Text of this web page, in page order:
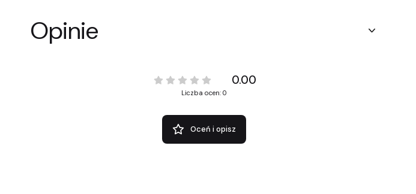
Opinie
0.00
Liczba ocen: 0
Oceń i opisz